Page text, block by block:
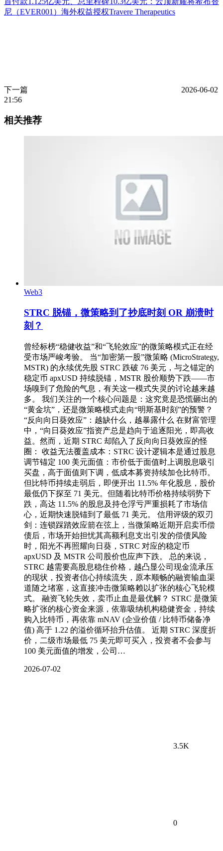
尼（EVER001）海外权益授权Travere Therapeutics
下一篇
2026-06-02
21:56
相关推荐
Web3
STRC 脱锚，微策略到了抄底时刻 OR 崩溃时
刻？
曾经标榜“稳健收益”和“飞轮效应”的微策略模式正在经
受市场严峻考验。 当“加密第一股”微策略 (MicroStrategy,
MSTR) 的永续优先股 STRC 跌破 76 美元，与之锚定的
稳定币 apxUSD 持续脱锚，MSTR 股价顺势下跌——市
场嗅到了危险的气息，有关这一模式失灵的讨论越来越
多。 我们关注的一个核心问题是：这究竟是恐慌砸出的
“黄金坑”，还是微策略模式走向“明斯基时刻”的预警？
“反向向日葵效应”：越缺什么，越暴露什么 在财富管理
中，“向日葵效应”指资产总是趋向于追逐阳光，即高收
益。然而，近期 STRC 却陷入了反向向日葵效应的怪
圈： 收益无法覆盖成本：STRC 设计逻辑本是通过股息
调节锚定 100 美元面值：市价低于面值时上调股息吸引
买盘，高于面值则下调，低成本募资持续加仓比特币。
但比特币持续走弱后，即便开出 11.5% 年化股息，股价
最低仍下探至 71 美元。但随着比特币价格持续弱势下
跌，高达 11.5% 的股息及持仓浮亏严重损耗了市场信
心，近期快速脱锚到了最低 71 美元。 信用评级的双刃
剑：连锁踩踏效应箭在弦上，当微策略近期开启卖币偿
债后，市场开始担忧其高额利息支出引发的偿债风险
时，阳光不再照耀向日葵，STRC 对应的稳定币
apxUSD 及 MSTR 公司股价也应声下跌。 总的来说，
STRC 越需要高股息稳住价格，越凸显公司现金流承压
的现状，投资者信心持续流失，原本顺畅的融资输血渠
道随之堵塞，这直接冲击微策略赖以扩张的核心飞轮模
式。 融资飞轮失效，卖币止血是最优解？ STRC 是微策
略扩张的核心资金来源，依靠吸纳机构稳健资金，持续
购入比特币，再依靠 mNAV (企业价值 / 比特币储备净
值) 高于 1.22 的溢价循环抬升估值。 近期 STRC 深度折
价，二级市场最低 75 美元即可买入，投资者不会参与
100 美元面值的增发，公司…
2026-07-02
3.5K
0